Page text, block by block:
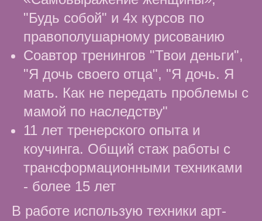
"Будь собой" и 4х курсов по
правополушарному рисованию
Соавтор тренингов "Твои деньги",
"Я дочь своего отца", "Я дочь. Я
мать. Как не передать проблемы с
мамой по наследству"
11 лет тренерского опыта и
коучинга. Общий стаж работы с
трансформационными техниками
- более 15 лет
В работе использую техники арт-